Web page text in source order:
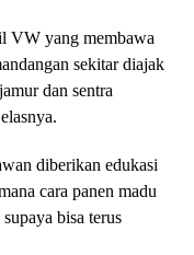
VW yang membawa
sekitar diajak
dan sentra
diberikan edukasi
cara panen madu
bisa terus